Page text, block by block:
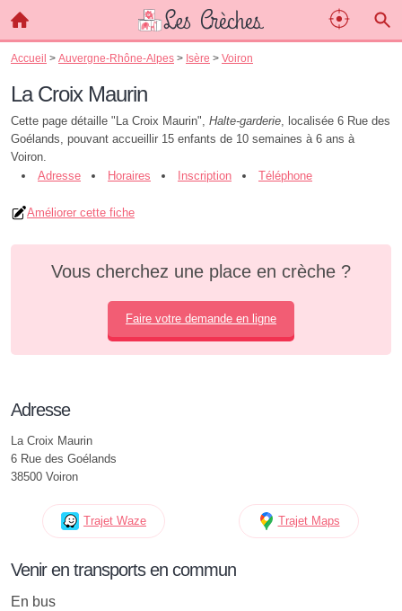
Accueil > Auvergne-Rhône-Alpes > Isère > Voiron
La Croix Maurin
Cette page détaille "La Croix Maurin", Halte-garderie, localisée 6 Rue des
Goélands, pouvant accueillir 15 enfants de 10 semaines à 6 ans à
Voiron.
Adresse
Horaires Inscription Téléphone
Améliorer cette fiche
Vous cherchez une place en crèche ?
Faire votre demande en ligne
Adresse
La Croix Maurin
6 Rue des Goélands
38500 Voiron
Trajet Waze Trajet Maps
Venir en transports en commun
En bus